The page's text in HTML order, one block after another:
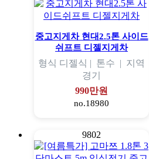
중고지게차 현대2.5톤 사이드
쉬프트 디젤지게차
형식 디젤식 | 톤수 | 지역
경기
990만원
no.18980
9802